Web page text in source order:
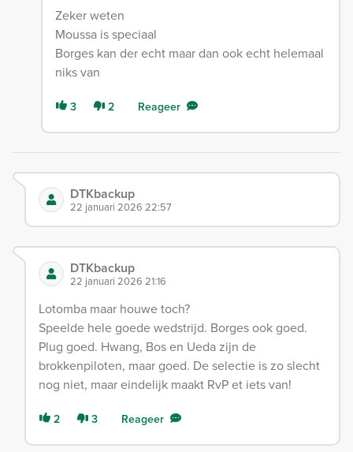
Zeker weten
Moussa is speciaal
Borges kan der echt maar dan ook echt helemaal
niks van
3 2 Reageer
DTKbackup
22 januari 2026 22:57
DTKbackup
22 januari 2026 21:16
Lotomba maar houwe toch?
Speelde hele goede wedstrijd. Borges ook goed.
Plug goed. Hwang, Bos en Ueda zijn de
brokkenpiloten, maar goed. De selectie is zo slecht
nog niet, maar eindelijk maakt RvP et iets van!
2 3 Reageer